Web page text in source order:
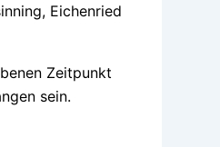
Eichenried
Zeitpunkt
sein.